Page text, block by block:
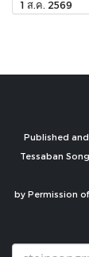
1 ส.ค. 2569
Published
Tessaban
by Permission